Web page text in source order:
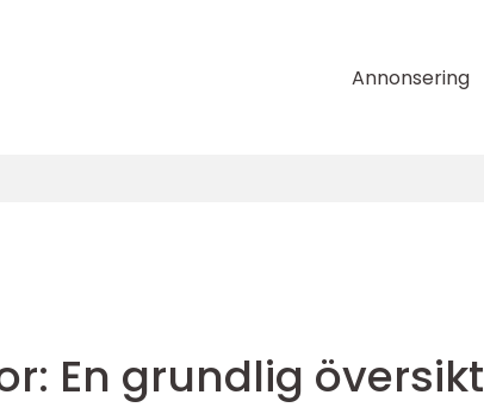
Annonsering
En grundlig översikt